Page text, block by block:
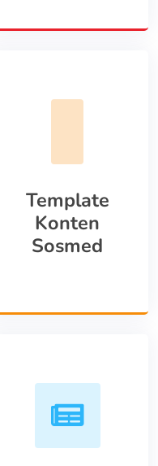
Template
Konten
Sosmed